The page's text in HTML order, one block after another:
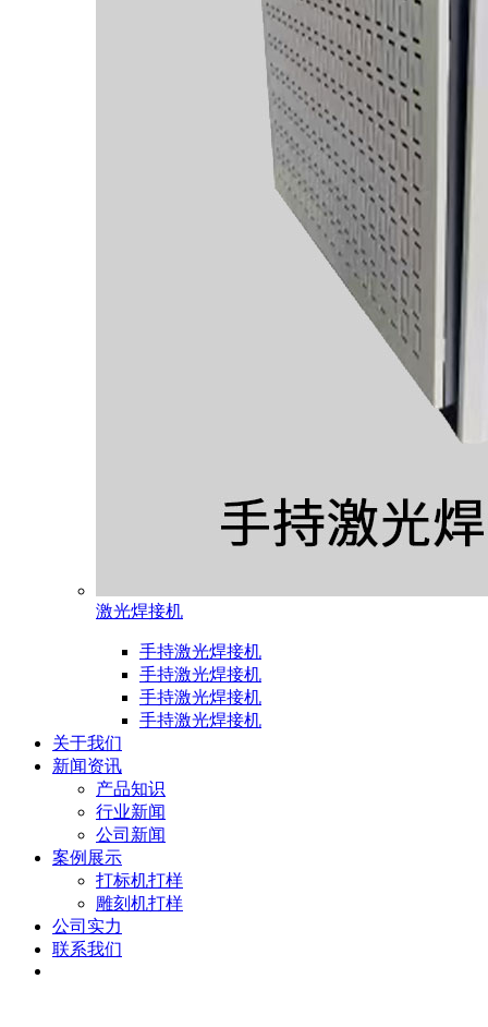
激光焊接机
手持激光焊接机
手持激光焊接机
手持激光焊接机
手持激光焊接机
关于我们
新闻资讯
产品知识
行业新闻
公司新闻
案例展示
打标机打样
雕刻机打样
公司实力
联系我们